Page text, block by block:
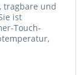
tragbare und
ist
Touch-